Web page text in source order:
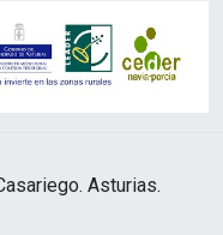
Asturias.